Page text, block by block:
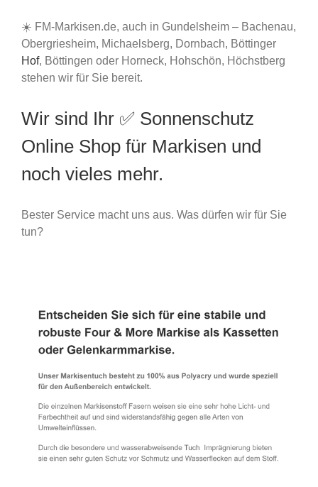
☀️ FM-Markisen.de, auch in Gundelsheim – Bachenau,
Obergriesheim, Michaelsberg, Dornbach, Böttinger
Hof, Böttingen oder Horneck, Hohschön, Höchstberg
stehen wir für Sie bereit.
Wir sind Ihr ✅ Sonnenschutz
Online Shop für Markisen und
noch vieles mehr.
Bester Service macht uns aus. Was dürfen wir für Sie
tun?